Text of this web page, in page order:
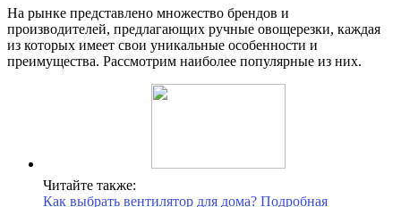
На рынке представлено множество брендов и
производителей, предлагающих ручные овощерезки, каждая
из которых имеет свои уникальные особенности и
преимущества. Рассмотрим наиболее популярные из них.
Читайте также:
Как выбрать вентилятор для дома? Подробная